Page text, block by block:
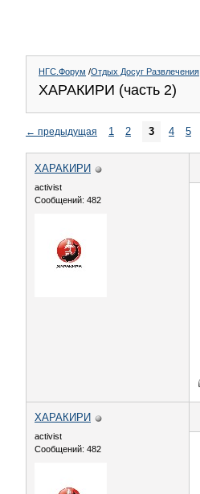
НГС.Форум /Отдых Досуг Развлечения
ХАРАКИРИ (часть 2)
← предыдущая 1 2 3 4 5
ХАРАКИРИ
activist
Сообщений: 482
ХАРАКИРИ
activist
Сообщений: 482